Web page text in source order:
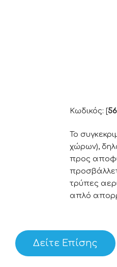
Κωδικός: [
Το
χώρων),
προς
τρύπες
απλό
Δείτε Επίσης